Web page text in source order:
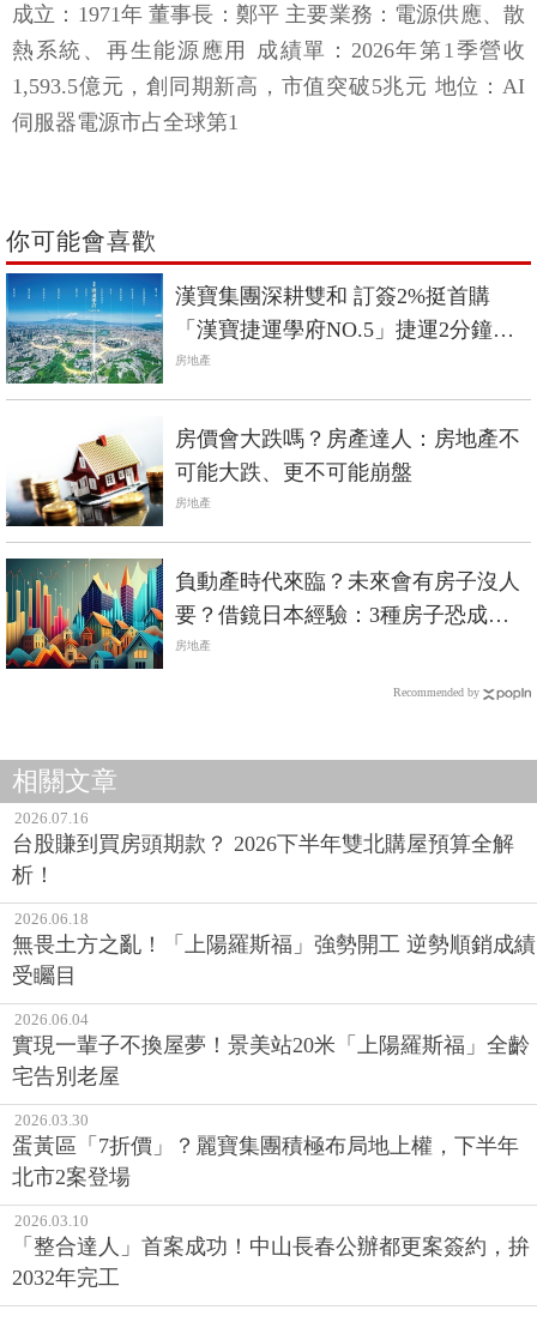
成立：1971年 董事長：鄭平 主要業務：電源供應、散
熱系統、再生能源應用 成績單：2026年第1季營收
1,593.5億元，創同期新高，市值突破5兆元 地位：AI
伺服器電源市占全球第1
你可能會喜歡
漢寶集團深耕雙和 訂簽2%挺首購
「漢寶捷運學府NO.5」捷運2分鐘回
家
房地產
房價會大跌嗎？房產達人：房地產不
可能大跌、更不可能崩盤
房地產
負動產時代來臨？未來會有房子沒人
要？借鏡日本經驗：3種房子恐成
「負動產」
房地產
Recommended by
相關文章
2026.07.16
台股賺到買房頭期款？ 2026下半年雙北購屋預算全解
析！
2026.06.18
無畏土方之亂！「上陽羅斯福」強勢開工 逆勢順銷成績
受矚目
2026.06.04
實現一輩子不換屋夢！景美站20米「上陽羅斯福」全齡
宅告別老屋
2026.03.30
蛋黃區「7折價」？麗寶集團積極布局地上權，下半年
北市2案登場
2026.03.10
「整合達人」首案成功！中山長春公辦都更案簽約，拚
2032年完工